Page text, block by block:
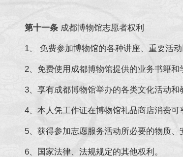
第十一条 成都博物馆
1、 免费参加博物馆的各种讲座、重要活
2、免费使用成都博物馆提供的业务书籍和
3、享有成都博物馆举办的各类文化活动
4、本人凭工作证在博物馆礼品商店消费可
5、获得参加志愿服务活动所必要的物质、
6、国家法律、法规规定的其他权利。